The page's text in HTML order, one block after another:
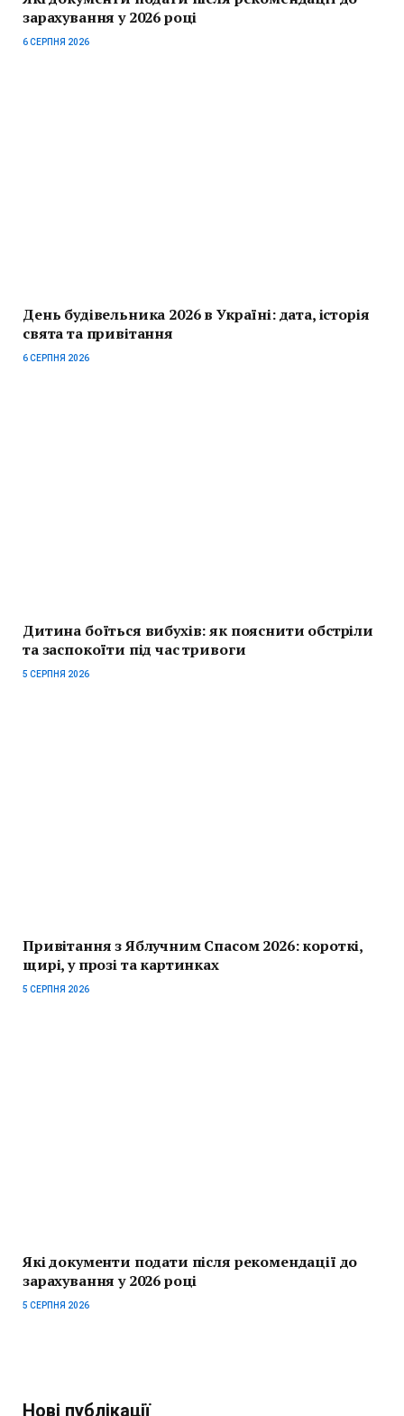
зарахування у 2026 році
6 СЕРПНЯ 2026
День будівельника 2026 в Україні: дата, історія
свята та привітання
6 СЕРПНЯ 2026
Дитина боїться вибухів: як пояснити обстріли
та заспокоїти під час тривоги
5 СЕРПНЯ 2026
Привітання з Яблучним Спасом 2026: короткі,
щирі, у прозі та картинках
5 СЕРПНЯ 2026
Які документи подати після рекомендації до
зарахування у 2026 році
5 СЕРПНЯ 2026
Нові публікації